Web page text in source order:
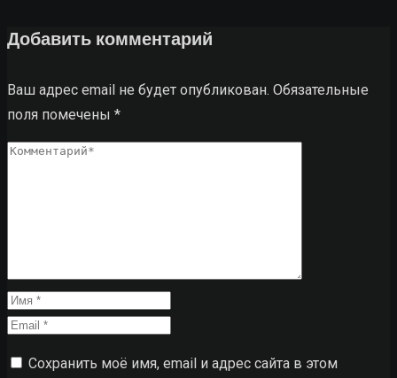
Добавить комментарий
Ваш адрес email не будет опубликован. Обязательные
поля помечены *
Сохранить моё имя, email и адрес сайта в этом